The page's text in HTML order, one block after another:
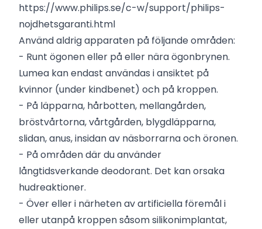
https://www.philips.se/c-w/support/philips-
nojdhetsgaranti.html
Använd aldrig apparaten på följande områden:
- Runt ögonen eller på eller nära ögonbrynen.
Lumea kan endast användas i ansiktet på
kvinnor (under kindbenet) och på kroppen.
- På läpparna, hårbotten, mellangården,
bröstvårtorna, vårtgården, blygdläpparna,
slidan, anus, insidan av näsborrarna och öronen.
- På områden där du använder
långtidsverkande deodorant. Det kan orsaka
hudreaktioner.
- Över eller i närheten av artificiella föremål i
eller utanpå kroppen såsom silikonimplantat,